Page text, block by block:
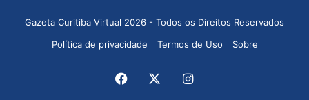
Gazeta Curitiba Virtual 2026 - Todos os Direitos Reservados
Política de privacidade
Termos de Uso Sobre
Facebook Instagram